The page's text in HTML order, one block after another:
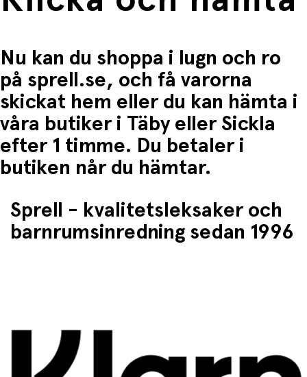
Nu kan du shoppa i lugn och ro
på sprell.se, och få varorna
skickat hem eller du kan hämta i
våra butiker i Täby eller Sickla
efter 1 timme. Du betaler i
butiken når du hämtar.
Sprell - kvalitetsleksaker och
barnrumsinredning sedan 1996